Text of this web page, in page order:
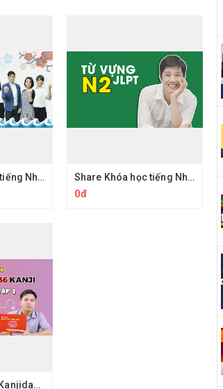
Share Khóa học tiếng Nhật N1 Dungmori - Hướng dẫn học JLPT tiếng nhật online Share Khóa học tiếng Nhật N2 Dungmori - Hướng dẫn học JLPT tiếng nhật online
0đ
Share khóa học Kanjidao.com - Học Kanji Qua Câu Chuyện